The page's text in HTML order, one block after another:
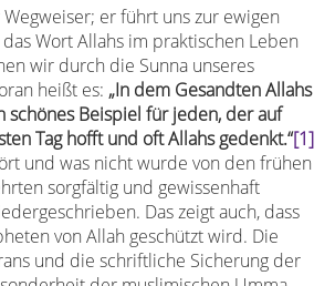
er führt uns zur ewigen
Wort Allahs im praktischen Leben
wir durch die Sunna unseres
heißt es: „In dem Gesandten Allahs
schönes Beispiel für jeden, der auf
Tag hofft und oft Allahs gedenkt.“[1]
und was nicht wurde von den frühen
sorgfältig und gewissenhaft
Das zeigt auch, dass
von Allah geschützt wird. Die
und die schriftliche Sicherung der